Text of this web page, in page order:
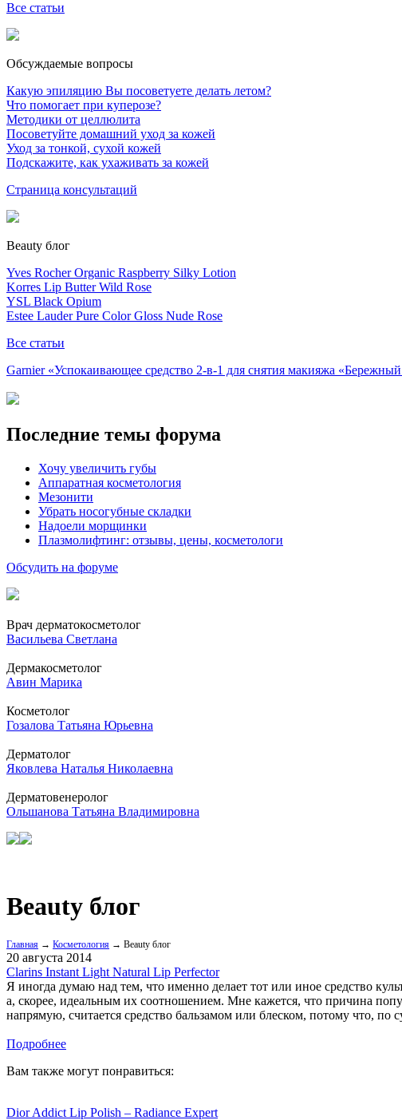
Все статьи
Обсуждаемые вопросы
Какую эпиляцию Вы посоветуете делать летом?
Что помогает при куперозе?
Методики от целлюлита
Посоветуйте домашний уход за кожей
Уход за тонкой, сухой кожей
Подскажите, как ухаживать за кожей
Страница консультаций
Beauty блог
Yves Rocher Organic Raspberry Silky Lotion
Korres Lip Butter Wild Rose
YSL Black Opium
Estee Lauder Pure Color Gloss Nude Rose
Все статьи
Garnier «Успокаивающее средство 2-в-1 для снятия макияжа «Бережный
Последние темы форума
Хочу увеличить губы
Аппаратная косметология
Мезонити
Убрать носогубные складки
Надоели морщинки
Плазмолифтинг: отзывы, цены, косметологи
Обсудить на форуме
Врач дерматокосметолог
Васильева Светлана
Дермакосметолог
Авин Марика
Косметолог
Гозалова Татьяна Юрьевна
Дерматолог
Яковлева Наталья Николаевна
Дерматовенеролог
Ольшанова Татьяна Владимировна
Beauty блог
Главная → Косметология → Beauty блог
20 августа 2014
Clarins Instant Light Natural Lip Perfector
Я иногда думаю над тем, что именно делает тот или иное средство
а, скорее, идеальным их соотношением. Мне кажется, что причина
напрямую, считается средство бальзамом или блеском, потому что,
Подробнее
Вам также могут понравиться:
Dior Addict Lip Polish – Radiance Expert